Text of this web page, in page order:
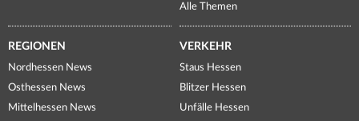
Alle Themen
REGIONEN
Nordhessen News
Osthessen News
Mittelhessen News
VERKEHR
Staus Hessen
Blitzer Hessen
Unfälle Hessen